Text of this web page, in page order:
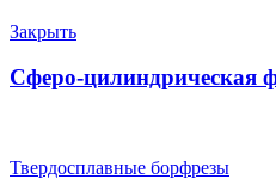
Закрыть
Сферо-цилиндрическая
Твердосплавные борфрезы